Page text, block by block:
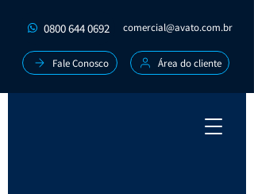
0800 644 0692 comercial@avato.com.br
Fale Conosco Área do cliente